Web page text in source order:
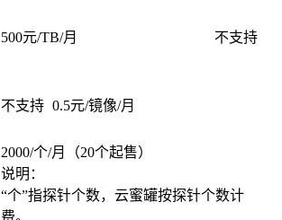
500元/TB/月 不支持
不支持 0.5元/镜像/月
2000/个/月（20个起售）
说明：
“个”指探针个数，云蜜罐按探针个数计